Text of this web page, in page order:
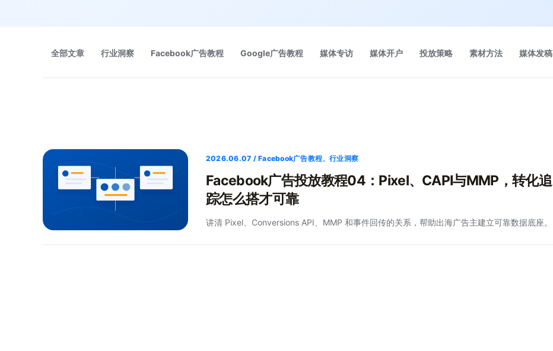
全部文章 行业洞察 Facebook广告教程 Google广告教程 媒体专访 媒体开户 投放策略 素材方法 媒体发稿
2026.06.07 / Facebook广告教程、行业洞察
Facebook广告投放教程04：Pixel、CAPI与MMP，转化追
踪怎么搭才可靠
讲清 Pixel、Conversions API、MMP 和事件回传的关系，帮助出海广告主建立可靠数据底座。